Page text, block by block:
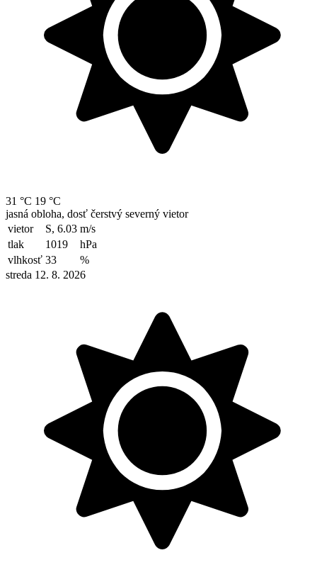
31 °C 19 °C
jasná obloha, dosť čerstvý severný vietor
vietor
S, 6.03 m/s
tlak
1019
hPa
vlhkosť 33
%
streda 12. 8. 2026